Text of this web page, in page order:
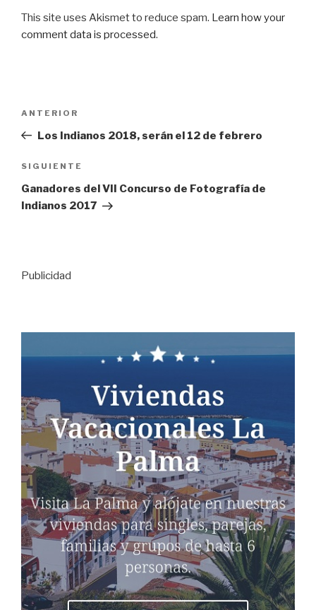
This site uses Akismet to reduce spam. Learn how your
comment data is processed.
entradas
Entrada
anterior:
ANTERIOR
Los Indianos 2018, serán el 12 de febrero
Siguiente
entrada
SIGUIENTE
Ganadores del VII Concurso de Fotografía de
Indianos 2017
Publicidad